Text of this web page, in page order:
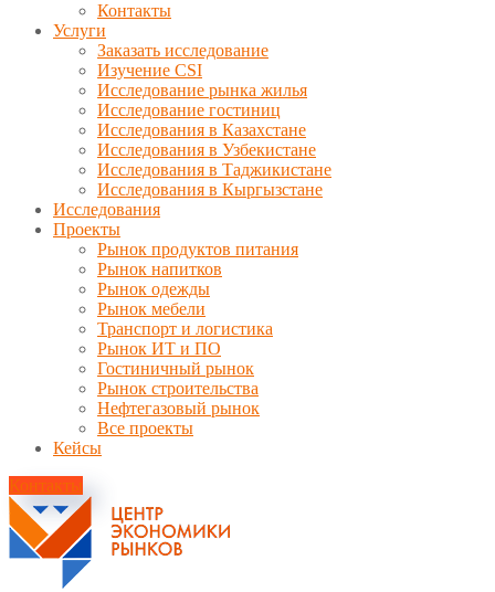
Контакты
Услуги
Заказать исследование
Изучение CSI
Исследование рынка жилья
Исследование гостиниц
Исследования в Казахстане
Исследования в Узбекистане
Исследования в Таджикистане
Исследования в Кыргызстане
Исследования
Проекты
Рынок продуктов питания
Рынок напитков
Рынок одежды
Рынок мебели
Транспорт и логистика
Рынок ИТ и ПО
Гостиничный рынок
Рынок строительства
Нефтегазовый рынок
Все проекты
Кейсы
Контакты